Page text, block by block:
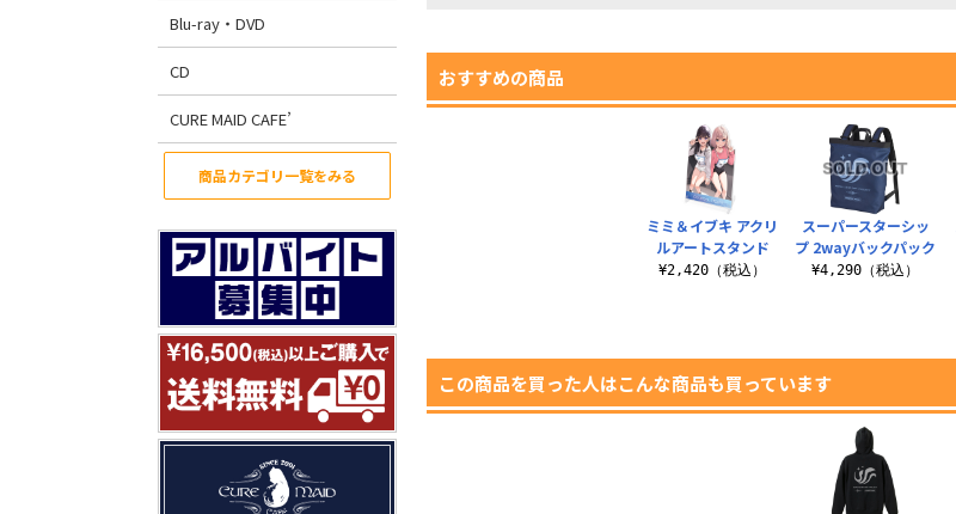
Blu-ray・DVD
CD
CURE MAID CAFE’
商品カテゴリ一覧をみる
おすすめの商品
スーパースターシッ
プ 2wayバックパック
¥4,290（税込）
ミミ＆イブキ アクリ
ルアートスタンド
¥2,420（税込）
この商品を買った人はこんな商品も買っています